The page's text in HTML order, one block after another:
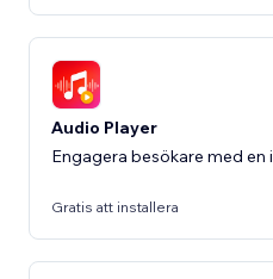
Audio Player
Engagera besökare med en
Gratis att installera